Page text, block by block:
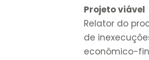
Projeto viável
Relator do
de
econômico-